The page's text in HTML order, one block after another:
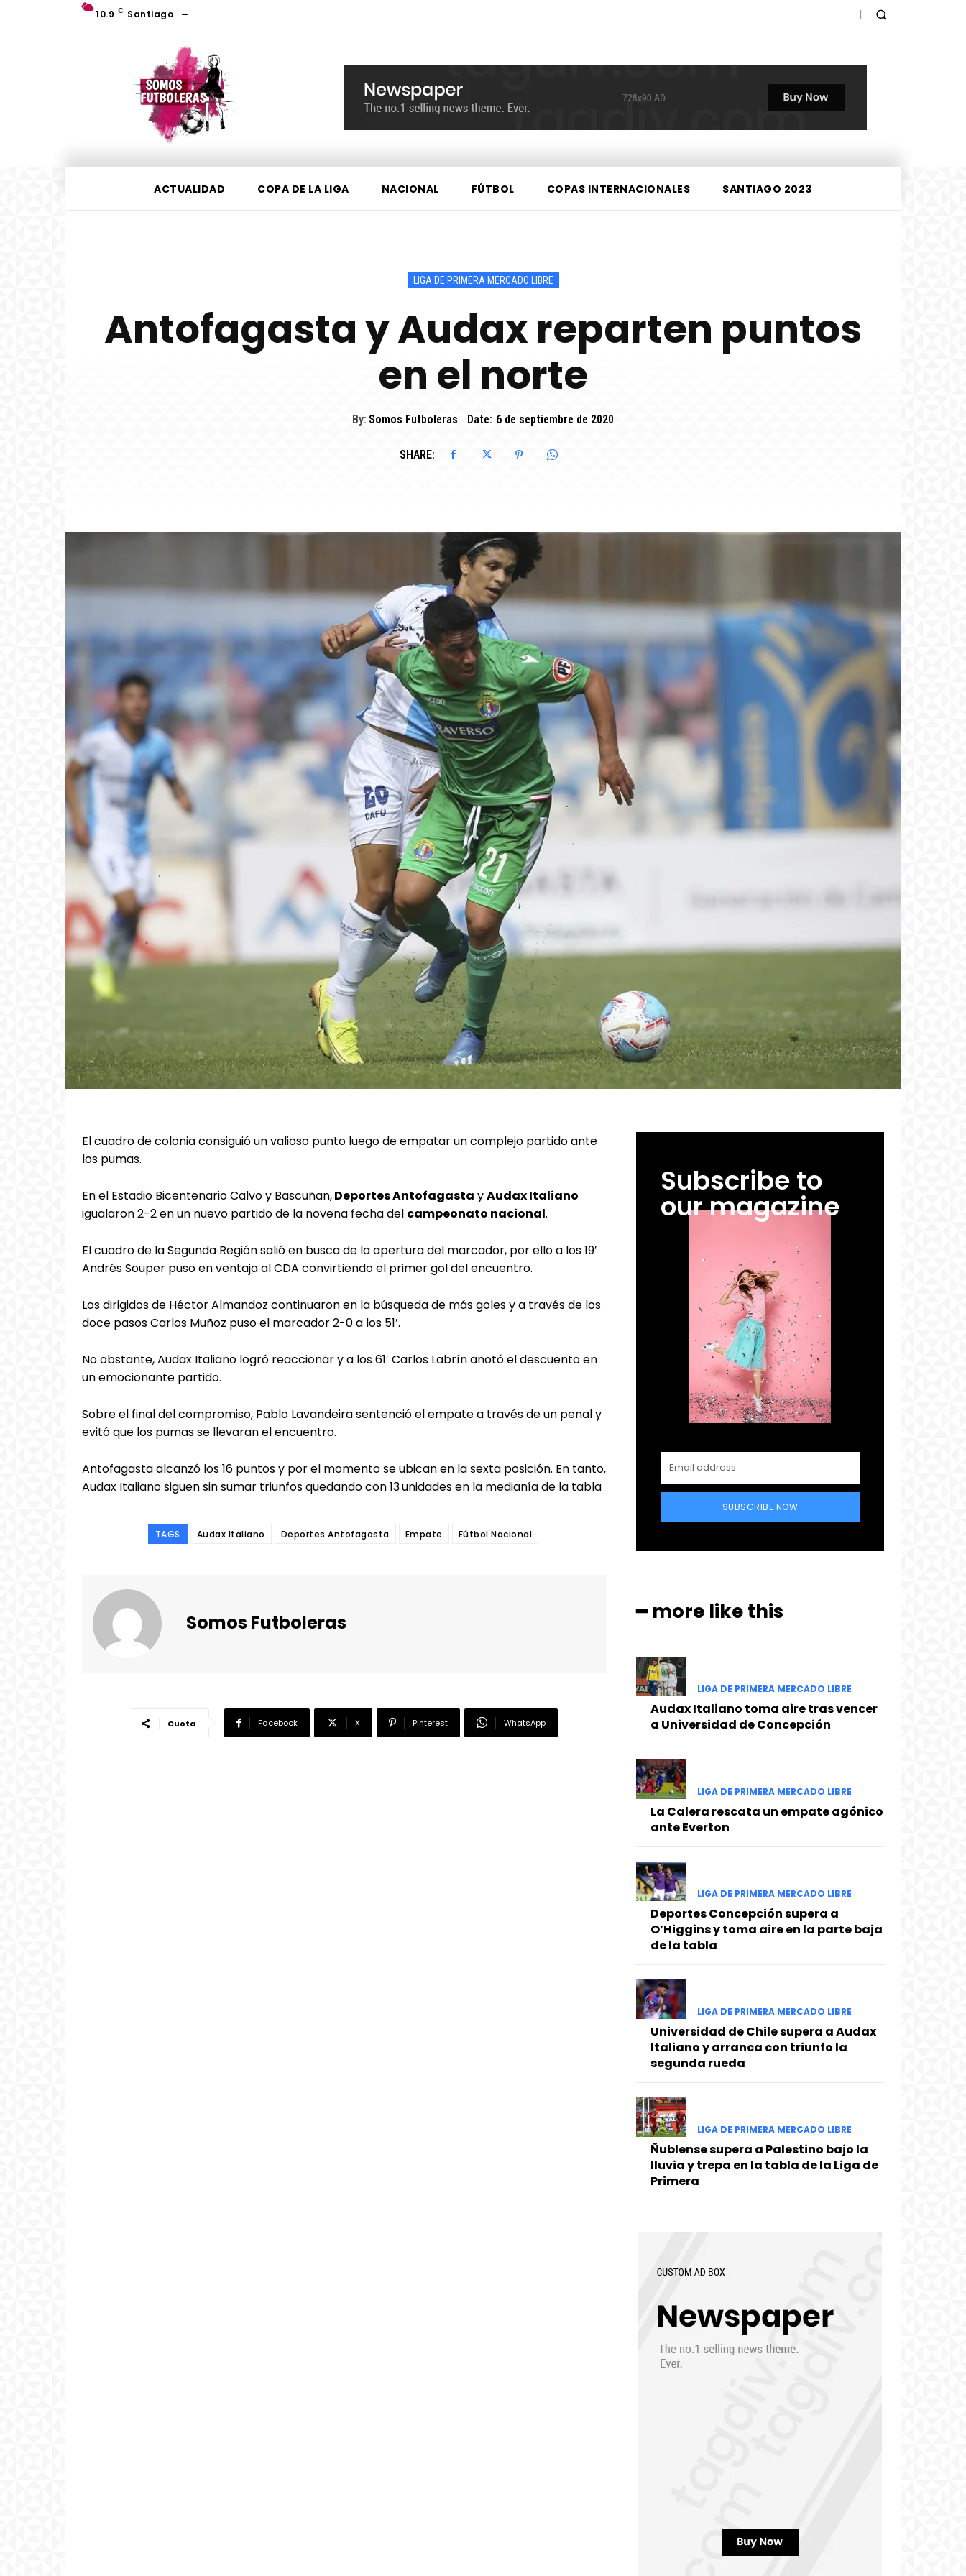
10.9 C Santiago
ACTUALIDAD COPA DE LA LIGA NACIONAL FÚTBOL COPAS INTERNACIONALES SANTIAGO 2023
LIGA DE PRIMERA MERCADO LIBRE
Antofagasta y Audax reparten puntos
en el norte
By: Somos Futboleras Date: 6 de septiembre de 2020
SHARE:
El cuadro de colonia consiguió un valioso punto luego de empatar un complejo partido ante
los pumas.
En el Estadio Bicentenario Calvo y Bascuñan,Deportes Antofagasta yAudax Italiano
igualaron 2-2 en un nuevo partido de la novena fecha del campeonato nacional.
El cuadro de la Segunda Región salió en busca de la apertura del marcador, por ello a los 19′
Andrés Souper puso en ventaja al CDA convirtiendo el primer gol del encuentro.
Los dirigidos de Héctor Almandoz continuaron en la búsqueda de más goles y a través de los
doce pasos Carlos Muñoz puso el marcador 2-0 a los 51′.
No obstante, Audax Italiano logró reaccionar y a los 61′ Carlos Labrín anotó el descuento en
un emocionante partido.
Sobre el final del compromiso, Pablo Lavandeira sentenció el empate a través de un penal y
evitó que los pumas se llevaran el encuentro.
Antofagasta alcanzó los 16 puntos y por el momento se ubican en la sexta posición. En tanto,
Audax Italiano siguen sin sumar triunfos quedando con 13unidades en la medianía de la tabla
TAGS Audax Italiano Deportes Antofagasta Empate Fútbol Nacional
Somos Futboleras
Cuota Facebook X Pinterest WhatsApp
Subscribe to
our magazine
SUBSCRIBE NOW
━ more like this
LIGA DE PRIMERA MERCADO LIBRE
Audax Italiano toma aire tras vencer
a Universidad de Concepción
LIGA DE PRIMERA MERCADO LIBRE
La Calera rescata un empate agónico
ante Everton
LIGA DE PRIMERA MERCADO LIBRE
Deportes Concepción supera a
O’Higgins y toma aire en la parte baja
de la tabla
LIGA DE PRIMERA MERCADO LIBRE
Universidad de Chile supera a Audax
Italiano y arranca con triunfo la
segunda rueda
LIGA DE PRIMERA MERCADO LIBRE
Ñublense supera a Palestino bajo la
lluvia y trepa en la tabla de la Liga de
Primera